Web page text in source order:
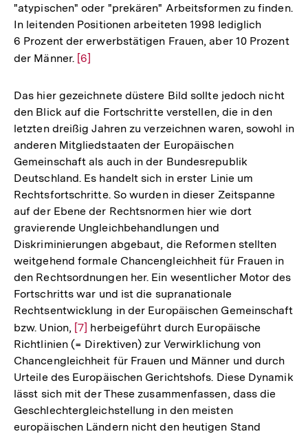
Fußnote
"atypischen" oder "prekären" Arbeitsformen zu finden.
In leitenden Positionen arbeiteten 1998 lediglich
6 Prozent der erwerbstätigen Frauen, aber 10 Prozent
der Männer. Zur
der
Fußnote
[6]
Das hier gezeichnete düstere Bild sollte jedoch nicht
den Blick auf die Fortschritte verstellen, die in den
letzten dreißig Jahren zu verzeichnen waren, sowohl in
anderen Mitgliedstaaten der Europäischen
Gemeinschaft als auch in der Bundesrepublik
Deutschland. Es handelt sich in erster Linie um
Rechtsfortschritte. So wurden in dieser Zeitspanne
auf der Ebene der Rechtsnormen hier wie dort
gravierende Ungleichbehandlungen und
Diskriminierungen abgebaut, die Reformen stellten
weitgehend formale Chancengleichheit für Frauen in
den Rechtsordnungen her. Ein wesentlicher Motor des
Fortschritts war und ist die supranationale
Rechtsentwicklung in der Europäischen Gemeinschaft
bzw. Union, Zur
Auflösung
der
Fußnote
[7] herbeigeführt durch Europäische
Richtlinien (= Direktiven) zur Verwirklichung von
Chancengleichheit für Frauen und Männer und durch
Urteile des Europäischen Gerichtshofs. Diese Dynamik
lässt sich mit der These zusammenfassen, dass die
Geschlechtergleichstellung in den meisten
europäischen Ländern nicht den heutigen Stand